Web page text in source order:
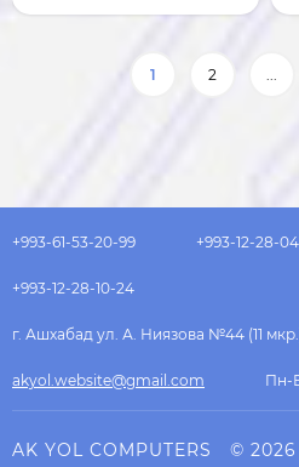
1 2
+993-61-53-20-99 +993-12-28-
+993-12-28-10-24
г. Ашхабад ул. А. Ниязова №44 (11
akyol.website@gmail.com Пн-
AK YOL COMPUTERS © 2026